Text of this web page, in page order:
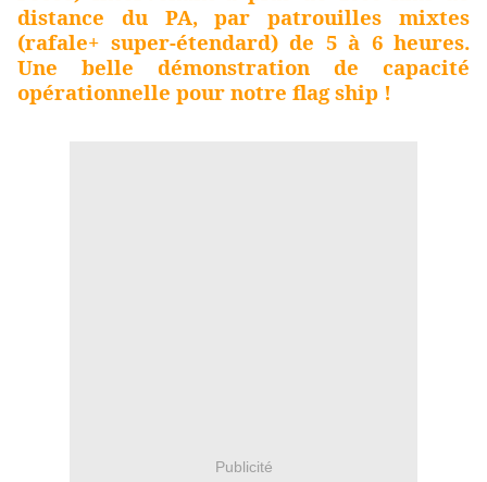
distance du PA, par patrouilles mixtes
(rafale+ super-étendard) de 5 à 6 heures.
Une belle démonstration de capacité
opérationnelle pour notre flag ship !
Publicité